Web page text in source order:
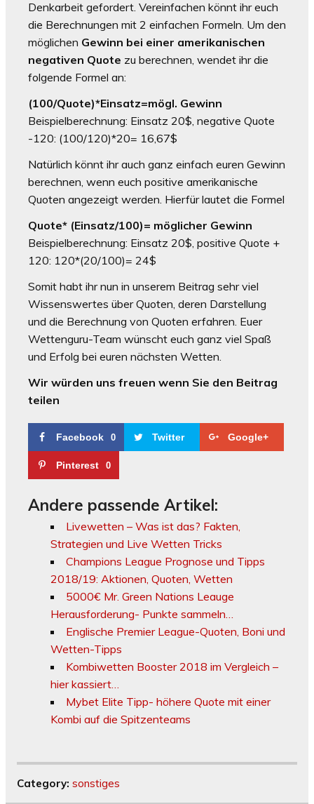
Denkarbeit gefordert. Vereinfachen könnt ihr euch
die Berechnungen mit 2 einfachen Formeln. Um den
möglichen Gewinn bei einer amerikanischen
negativen Quote zu berechnen, wendet ihr die
folgende Formel an:
(100/Quote)*Einsatz=mögl. Gewinn
Beispielberechnung: Einsatz 20$, negative Quote
-120: (100/120)*20= 16,67$
Natürlich könnt ihr auch ganz einfach euren Gewinn
berechnen, wenn euch positive amerikanische
Quoten angezeigt werden. Hierfür lautet die Formel
Quote* (Einsatz/100)= möglicher Gewinn
Beispielberechnung: Einsatz 20$, positive Quote +
120: 120*(20/100)= 24$
Somit habt ihr nun in unserem Beitrag sehr viel
Wissenswertes über Quoten, deren Darstellung
und die Berechnung von Quoten erfahren. Euer
Wettenguru-Team wünscht euch ganz viel Spaß
und Erfolg bei euren nächsten Wetten.
Wir würden uns freuen wenn Sie den Beitrag
teilen
Facebook 0 Twitter Google+
Pinterest 0
Andere passende Artikel:
Livewetten – Was ist das? Fakten,
Strategien und Live Wetten Tricks
Champions League Prognose und Tipps
2018/19: Aktionen, Quoten, Wetten
5000€ Mr. Green Nations Leauge
Herausforderung- Punkte sammeln…
Englische Premier League-Quoten, Boni und
Wetten-Tipps
Kombiwetten Booster 2018 im Vergleich –
hier kassiert…
Mybet Elite Tipp- höhere Quote mit einer
Kombi auf die Spitzenteams
Category: sonstiges